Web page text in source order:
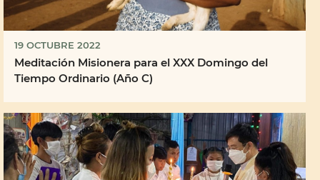
19 OCTUBRE 2022
Meditación Misionera para el XXX Domingo del
Tiempo Ordinario (Año C)